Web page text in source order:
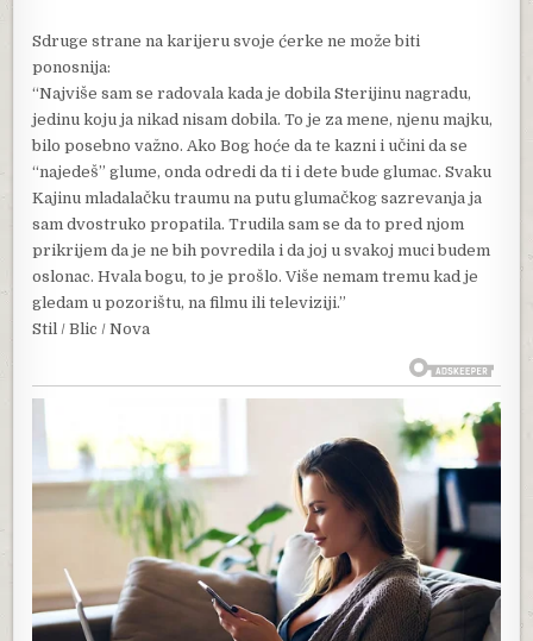
Sdruge strane na karijeru svoje ćerke ne može biti
ponosnija:
“Najviše sam se radovala kada je dobila Sterijinu nagradu,
jedinu koju ja nikad nisam dobila. To je za mene, njenu majku,
bilo posebno važno. Ako Bog hoće da te kazni i učini da se
“najedeš” glume, onda odredi da ti i dete bude glumac. Svaku
Kajinu mladalačku traumu na putu glumačkog sazrevanja ja
sam dvostruko propatila. Trudila sam se da to pred njom
prikrijem da je ne bih povredila i da joj u svakoj muci budem
oslonac. Hvala bogu, to je prošlo. Više nemam tremu kad je
gledam u pozorištu, na filmu ili televiziji.”
Stil / Blic / Nova